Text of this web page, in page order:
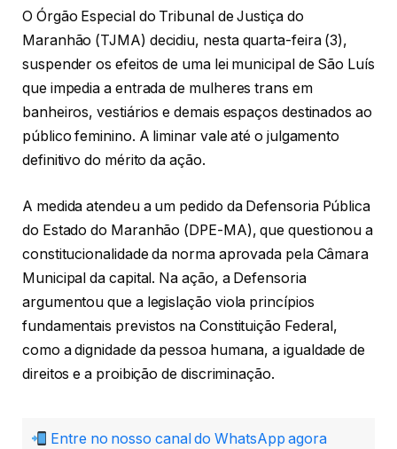
O Órgão Especial do Tribunal de Justiça do
Maranhão (TJMA) decidiu, nesta quarta-feira (3),
suspender os efeitos de uma lei municipal de São Luís
que impedia a entrada de mulheres trans em
banheiros, vestiários e demais espaços destinados ao
público feminino. A liminar vale até o julgamento
definitivo do mérito da ação.
A medida atendeu a um pedido da Defensoria Pública
do Estado do Maranhão (DPE-MA), que questionou a
constitucionalidade da norma aprovada pela Câmara
Municipal da capital. Na ação, a Defensoria
argumentou que a legislação viola princípios
fundamentais previstos na Constituição Federal,
como a dignidade da pessoa humana, a igualdade de
direitos e a proibição de discriminação.
Entre no nosso canal do WhatsApp agora